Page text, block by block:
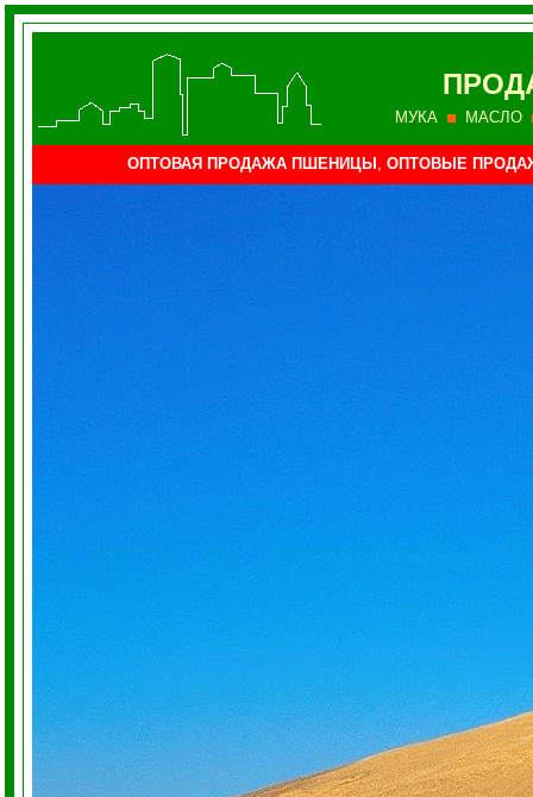
МУКА МАСЛО
ОПТОВАЯ ПРОДАЖА ПШЕНИЦЫ , ОПТОВЫЕ